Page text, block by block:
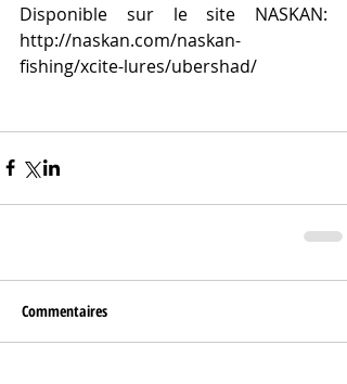
Disponible sur le site NASKAN:
http://naskan.com/naskan-
fishing/xcite-lures/ubershad/
Commentaires